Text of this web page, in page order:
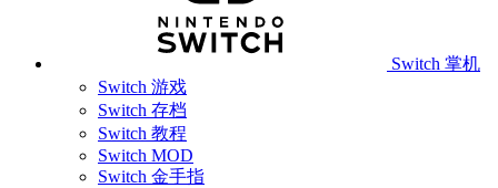
Switch 掌机
Switch 游戏
Switch 存档
Switch 教程
Switch MOD
Switch 金手指